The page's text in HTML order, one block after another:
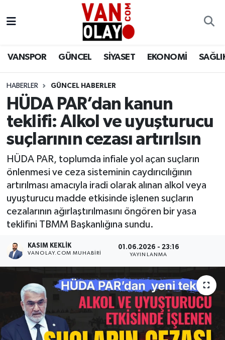
VANSPOR GÜNCEL SİYASET EKONOMİ
HABERLER GÜNCEL HABERLER
HÜDA PAR’dan kanun
teklifi: Alkol ve uyuşturucu
suçlarının cezası artırılsın
HÜDA PAR, toplumda infiale yol açan suçların
önlenmesi ve ceza sisteminin caydırıcılığının
artırılması amacıyla iradi olarak alınan alkol veya
uyuşturucu madde etkisinde işlenen suçların
cezalarının ağırlaştırılmasını öngören bir yasa
teklifini TBMM Başkanlığına sundu.
KASIM KEKLIK
VANOLAY.COM MUHABIRI
01.06.2026 - 23:16
YAYINLANMA
Siyaset
Ekonomi
Sağlık
Eğitim
Bilim & Teknoloji
Dünya
RESMİ İLANLAR
Van Nöbetçi Eczaneler
Van Namaz Vakitleri
Van Trafik Yoğunluk Haritası
Süper Lig Puan Durumu ve Fikstür
Tüm Manşetler
Son Dakika Haberleri
Haber Arşivi